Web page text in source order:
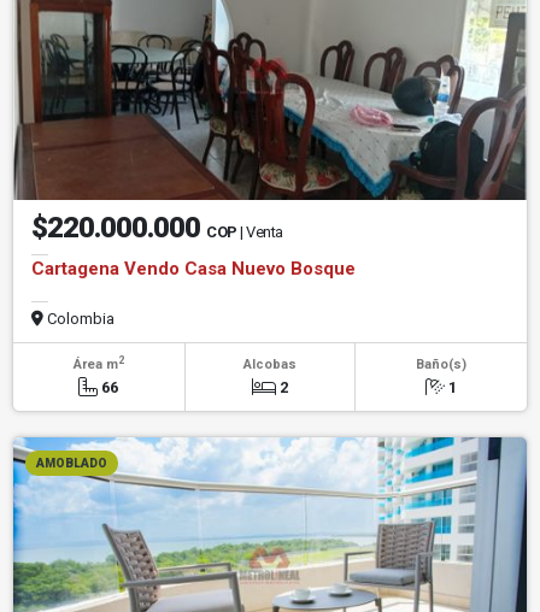
$220.000.000 COP | Venta
Cartagena Vendo Casa Nuevo Bosque
Colombia
Área m2
66
Alcobas
2
Baño(s)
1
AMOBLADO